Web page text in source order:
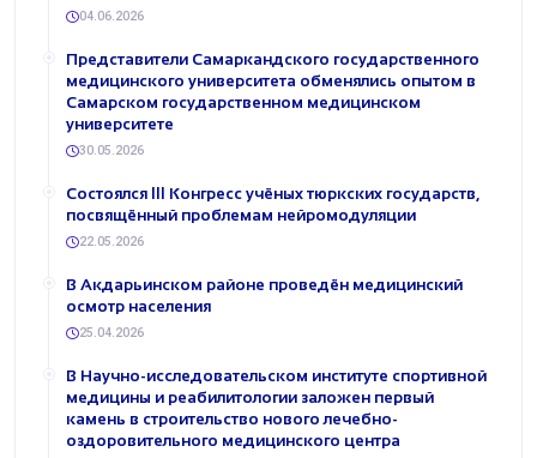
04.06.2026
Представители Самаркандского государственного
медицинского университета обменялись опытом в
Самарском государственном медицинском
университете
30.05.2026
Состоялся III Конгресс учёных тюркских государств,
посвящённый проблемам нейромодуляции
22.05.2026
В Акдарьинском районе проведён медицинский
осмотр населения
25.04.2026
В Научно-исследовательском институте спортивной
медицины и реабилитологии заложен первый
камень в строительство нового лечебно-
оздоровительного медицинского центра